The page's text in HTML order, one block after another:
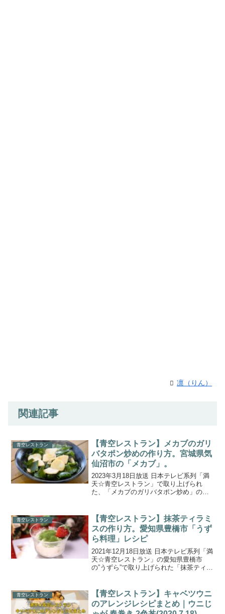
凛（りん）
関連記事
青空レストラン
【青空レストラン】メカブのガリ
バタポン炒めの作り方。宮城県気
仙沼市の「メカブ」。
2023年3月18日放送 日本テレビ系列「満
天☆青空レストラン」で取り上げられ
た、「メカブのガリバタポン炒め」の作
メ・メカブ養殖や定置網漁、突きん棒漁
など年間通して複数の...
青空レストラン
【青空レストラン】抹茶ティラミ
スの作り方。愛知県豊橋市「うず
ら料理」レシピ
2021年12月18日放送 日本テレビ系列「満
天☆青空レストラン」の愛知県豊橋市
の”うずら”で取り上げられた「抹茶ティラ
塩野谷養鶉場（アギーズ）のうずら卵”生
命のたまご...
青空レストラン
【青空レストラン】キャベツウニ
のアレンジレシピまとめ｜ウニじ